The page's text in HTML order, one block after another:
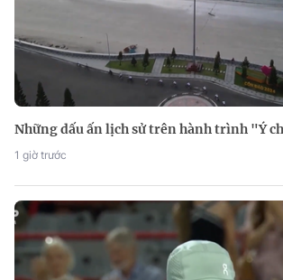
Những dấu ấn lịch sử trên hành trình "Ý
1 giờ trước